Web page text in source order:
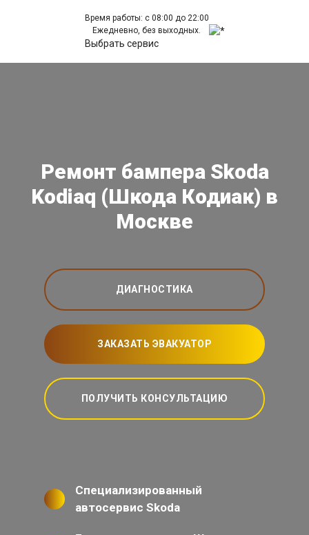
Время работы: с 08:00 до 22:00
Ежедневно, без выходных.
Выбрать сервис
Ремонт бампера Skoda
Kodiaq (Шкода Кодиак) в
Москве
ДИАГНОСТИКА
ЗАКАЗАТЬ ЭВАКУАТОР
ПОЛУЧИТЬ КОНСУЛЬТАЦИЮ
Специализированный
автосервис Skoda